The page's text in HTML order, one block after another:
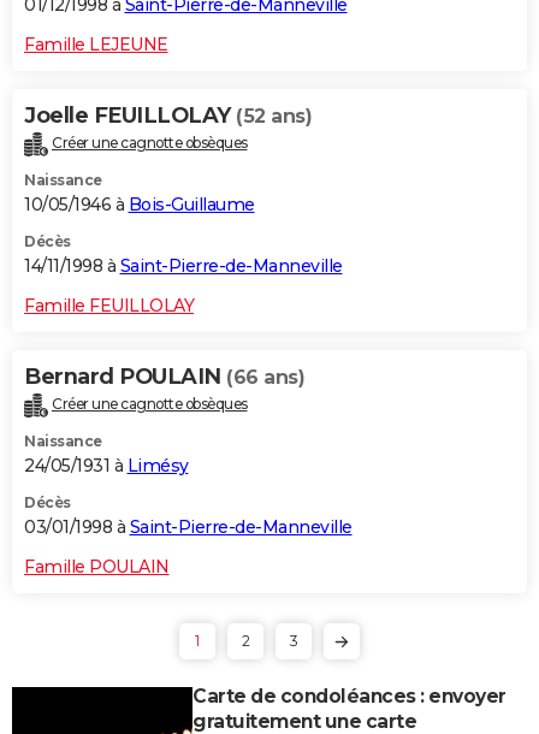
01/12/1998 à Saint-Pierre-de-Manneville
Famille LEJEUNE
Joelle FEUILLOLAY (52 ans)
Créer une cagnotte obsèques
Naissance
10/05/1946 à Bois-Guillaume
Décès
14/11/1998 à Saint-Pierre-de-Manneville
Famille FEUILLOLAY
Bernard POULAIN (66 ans)
Créer une cagnotte obsèques
Naissance
24/05/1931 à Limésy
Décès
03/01/1998 à Saint-Pierre-de-Manneville
Famille POULAIN
1 2 3
Carte de condoléances : envoyer
gratuitement une carte